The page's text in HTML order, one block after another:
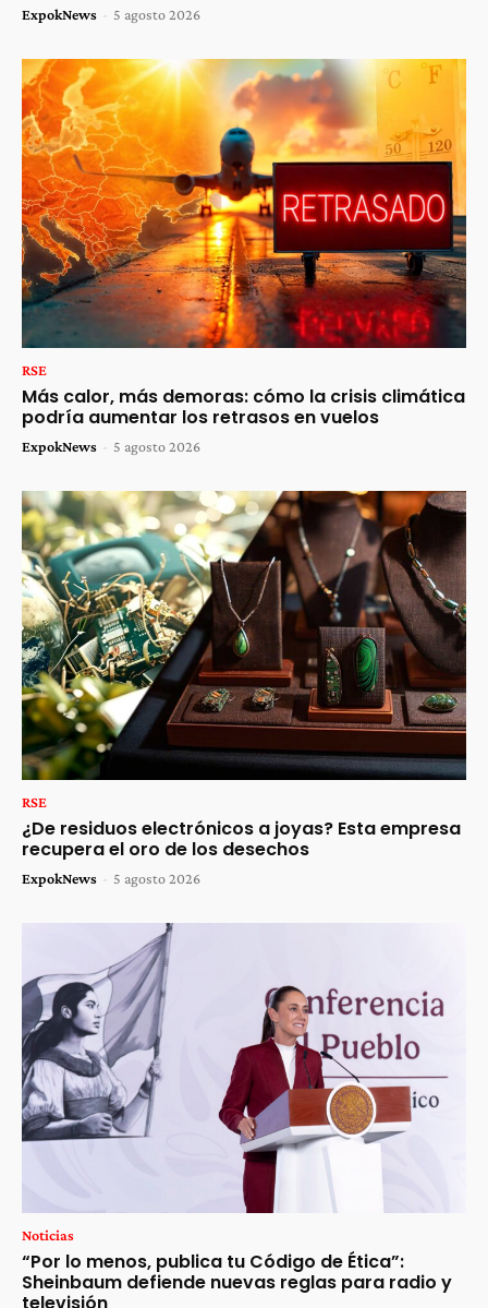
ExpokNews - 5 agosto 2026
RSE
Más calor, más demoras: cómo la crisis climática
podría aumentar los retrasos en vuelos
ExpokNews - 5 agosto 2026
RSE
¿De residuos electrónicos a joyas? Esta empresa
recupera el oro de los desechos
ExpokNews - 5 agosto 2026
Noticias
“Por lo menos, publica tu Código de Ética”:
Sheinbaum defiende nuevas reglas para radio y
televisión